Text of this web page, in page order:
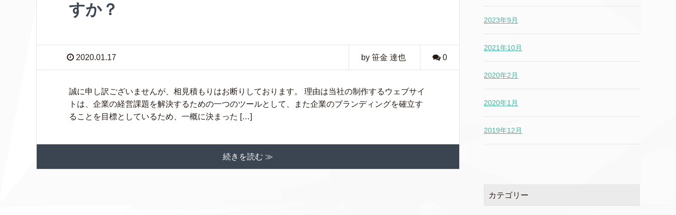
すか？
2020.01.17 by 笹金 達也 0
誠に申し訳ございませんが、相見積もりはお断りしております。 理由は当社の制作するウェブサイ
トは、企業の経営課題を解決するための一つのツールとして、また企業のブランディングを確立す
ることを目標としているため、一概に決まった […]
続きを読む ≫
2023年9月
2021年10月
2020年2月
2020年1月
2019年12月
カテゴリー